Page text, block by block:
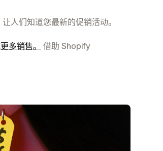
人们知道您最新的促销活动。
多销售。
借助 Shopify